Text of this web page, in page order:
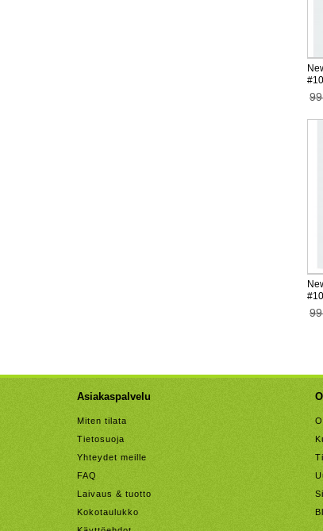
Asiakaspalvelu
Miten tilata
Tietosuoja
Yhteydet meille
FAQ
Laivaus & tuotto
Kokotaulukko